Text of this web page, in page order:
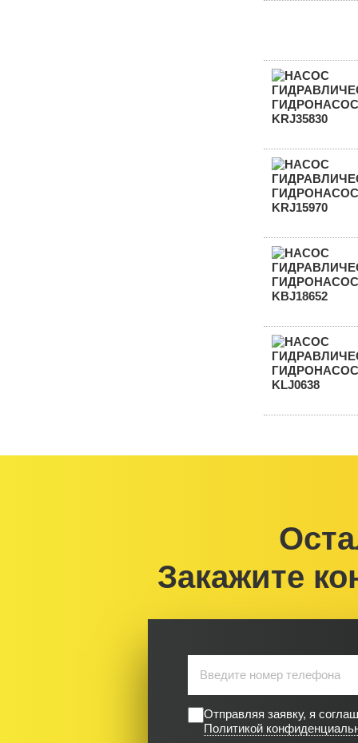
Закажите
Отправляя заявку, я
Политикой